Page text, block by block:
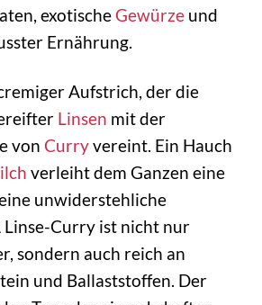
exotische Gewürze und
Ernährung.
Aufstrich, der die
Linsen mit der
von Curryvereint. Ein Hauch
verleiht dem Ganzen eine
unwiderstehliche
Linse-Curry ist nicht nur
sondern auch reich an
und Ballaststoffen. Der